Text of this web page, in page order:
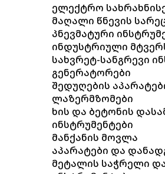
ელექტრო
მაღალი წნევის
პნევმატური
ინდუსტრიული
სახვრეტ-სანგრევი
გენერატორები
შედუღების
ლაზერმზომები
ხის და ბეტონის
ინსტრუმენტები
მანქანის მოვლა
აპარატები და
მეტალის საჭრელი